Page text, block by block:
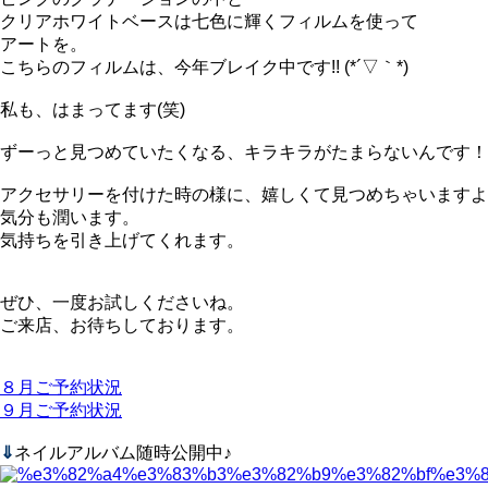
クリアホワイトベースは七色に輝くフィルムを使って
アートを。
こちらのフィルムは、今年ブレイク中です!! (*´▽｀*)
私も、はまってます(笑)
ずーっと見つめていたくなる、キラキラがたまらないんです！
アクセサリーを付けた時の様に、嬉しくて見つめちゃいます
気分も潤います。
気持ちを引き上げてくれます。
ぜひ、一度お試しくださいね。
ご来店、お待ちしております。
８月ご予約状況
９月ご予約状況
⇓ネイルアルバム随時公開中♪